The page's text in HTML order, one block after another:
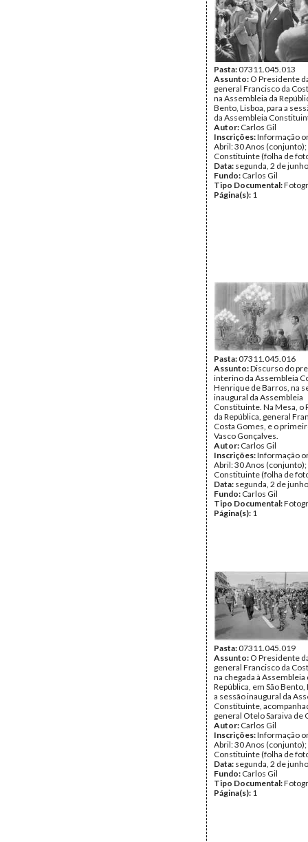
Pasta:07311.045.013
Assunto: O Presidente
general Francisco da
na Assembleia da
Bento, Lisboa, para a
da Assembleia
Autor: Carlos Gil
Inscrições:Informação
Abril: 30 Anos
Constituinte (folha de
Data: segunda, 2 de
Fundo: Carlos Gil
Tipo Documental:
Página(s): 1
Pasta:07311.045.016
Assunto:Discurso do
interino da Assembleia
Henrique de Barros, na
inaugural da Assembleia
Constituinte. Na Mesa, o
da República, general
Costa Gomes, e o
Vasco Gonçalves.
Autor: Carlos Gil
Inscrições:Informação
Abril: 30 Anos
Constituinte (folha de
Data: segunda, 2 de
Fundo: Carlos Gil
Tipo Documental:
Página(s): 1
Pasta:07311.045.019
Assunto: O Presidente
general Francisco da
na chegada à Assembleia
República, em São Bento,
a sessão inaugural da
Constituinte,
general Otelo Saraiva de
Autor: Carlos Gil
Inscrições:Informação
Abril: 30 Anos
Constituinte (folha de
Data: segunda, 2 de
Fundo: Carlos Gil
Tipo Documental:
Página(s): 1